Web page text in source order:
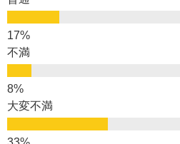
不満
大変不満